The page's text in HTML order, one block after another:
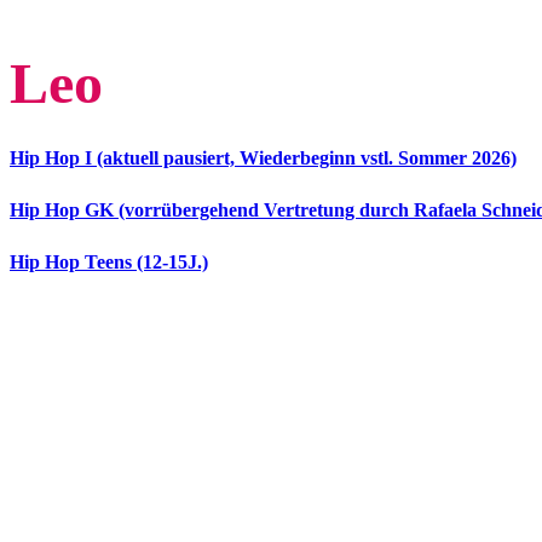
Leo
Hip Hop I (aktuell pausiert, Wiederbeginn vstl. Sommer 2026)
Hip Hop GK (vorrübergehend Vertretung durch Rafaela
Hip Hop Teens (12-15J.)